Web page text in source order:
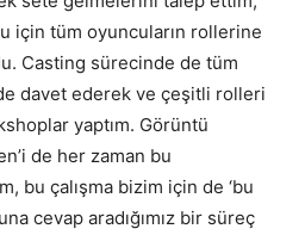
için tüm oyuncuların rollerine
Casting sürecinde de tüm
davet ederek ve çeşitli rolleri
yaptım. Görüntü
de her zaman bu
bu çalışma bizim için de ‘bu
cevap aradığımız bir süreç